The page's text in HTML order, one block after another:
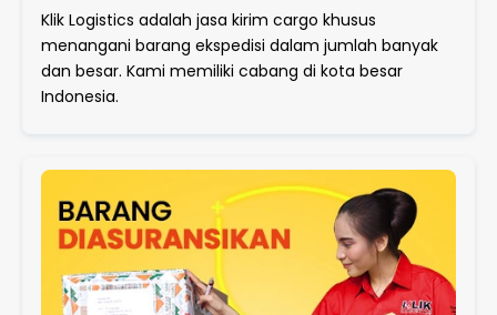
Klik Logistics adalah jasa kirim cargo khusus
menangani barang ekspedisi dalam jumlah banyak
dan besar. Kami memiliki cabang di kota besar
Indonesia.